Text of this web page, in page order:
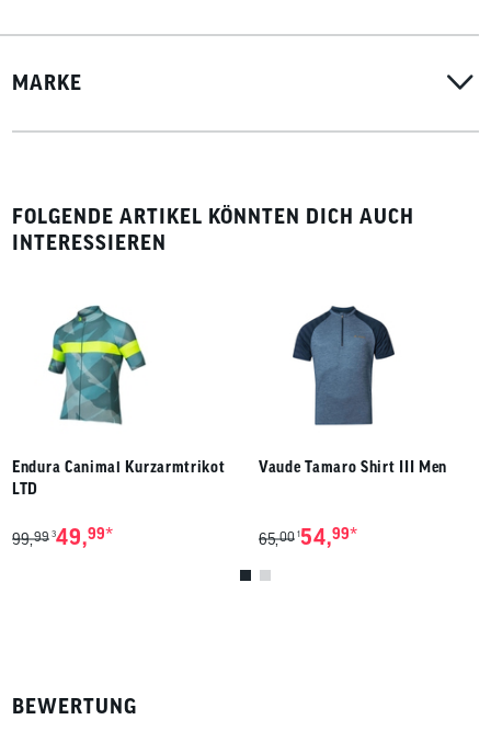
MARKE
FOLGENDE ARTIKEL KÖNNTEN DICH AUCH
INTERESSIEREN
Endura Canimal Kurzarmtrikot
LTD
99,99 349,99*
Vaude Tamaro Shirt III Men
65,00 154,99*
BEWERTUNG